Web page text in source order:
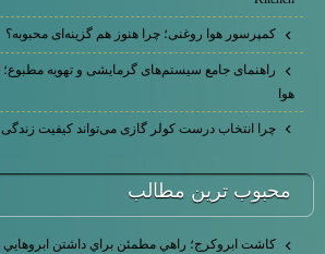
کمپرسور هوا روغنی؛ چرا هنوز هم گزینه‌ای محبوبه؟
راهنمای جامع سیستم‌های گرمایشی و تهویه مطبوع؛
هوا
چرا انتخاب درست کولر گازی می‌تواند کیفیت
محبوب ترين مطالب
كاشت ابرو‌كرج؛ راهي مطمئن براي داشتن ابروهايي